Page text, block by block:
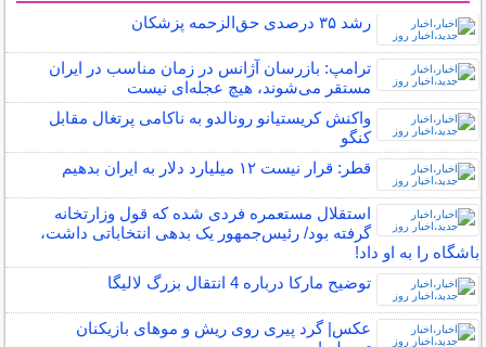
رشد ۳۵ درصدی حق‌الزحمه پزشکان
ترامپ: بازرسان آژانس در زمان مناسب در ایران
مستقر می‌شوند، هیچ عجله‌ای نیست
واکنش کریستیانو رونالدو به ناکامی پرتغال مقابل
کنگو
قطر: قرار نیست ۱۲ میلیارد دلار به ایران بدهیم
استقلال مستعمره فردی شده که قول وزارتخانه
گرفته بود/ رئیس‌جمهور یک بدهی انتخاباتی داشت،
باشگاه را به او داد!
توضیح مارکا درباره 4 انتقال بزرگ لالیگا
عکس| گرد پیری روی ریش و موهای بازیکنان